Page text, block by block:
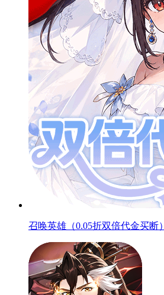
召唤英雄（0.05折双倍代金买断）